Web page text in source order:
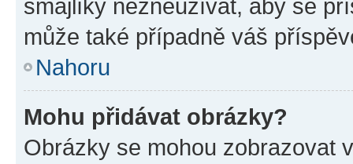
smajlíky nezneužívat, aby se
může také případně váš
Nahoru
Mohu přidávat obrázky?
Obrázky se mohou zobrazovat